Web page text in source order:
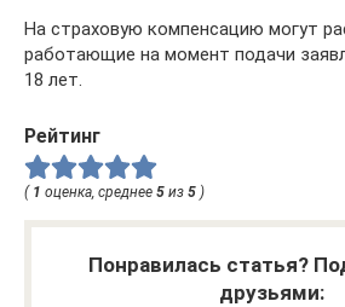
На страховую компенсацию могут
работающие на момент подачи
18 лет.
Рейтинг
( 1 оценка, среднее 5 из 5 )
Понравилась статья?
друзьями: